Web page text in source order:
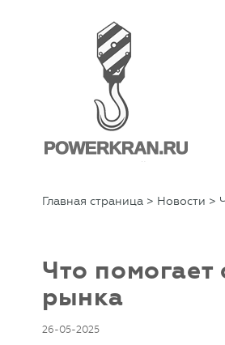
Главная страница > Новости >
Что помогает
рынка
26-05-2025